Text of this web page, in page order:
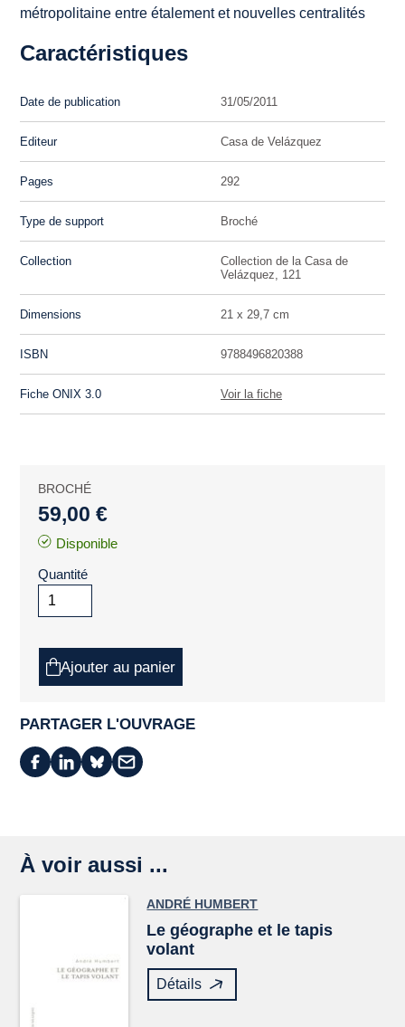
métropolitaine entre étalement et nouvelles centralités
Caractéristiques
Date de publication 31/05/2011
Editeur Casa de Velázquez
Pages 292
Type de support Broché
Collection
Collection de la Casa de
Velázquez, 121
Dimensions 21 x 29,7 cm
ISBN 9788496820388
Fiche ONIX 3.0 Voir la fiche
BROCHÉ
59,00 €
Disponible
Quantité
Ajouter au panier
PARTAGER L'OUVRAGE
À voir aussi ...
ANDRÉ HUMBERT
Le géographe et le tapis
volant
Détails